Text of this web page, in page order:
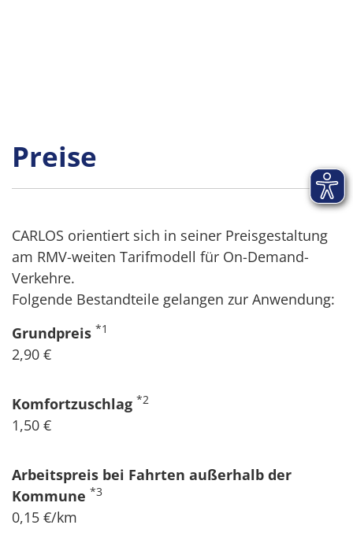
Preise
CARLOS orientiert sich in seiner Preisgestaltung
am RMV-weiten Tarifmodell für On-Demand-
Verkehre.
Folgende Bestandteile gelangen zur Anwendung:
Grundpreis *1
2,90 €
Komfortzuschlag *2
1,50 €
Arbeitspreis bei Fahrten außerhalb der
Kommune *3
0,15 €/km